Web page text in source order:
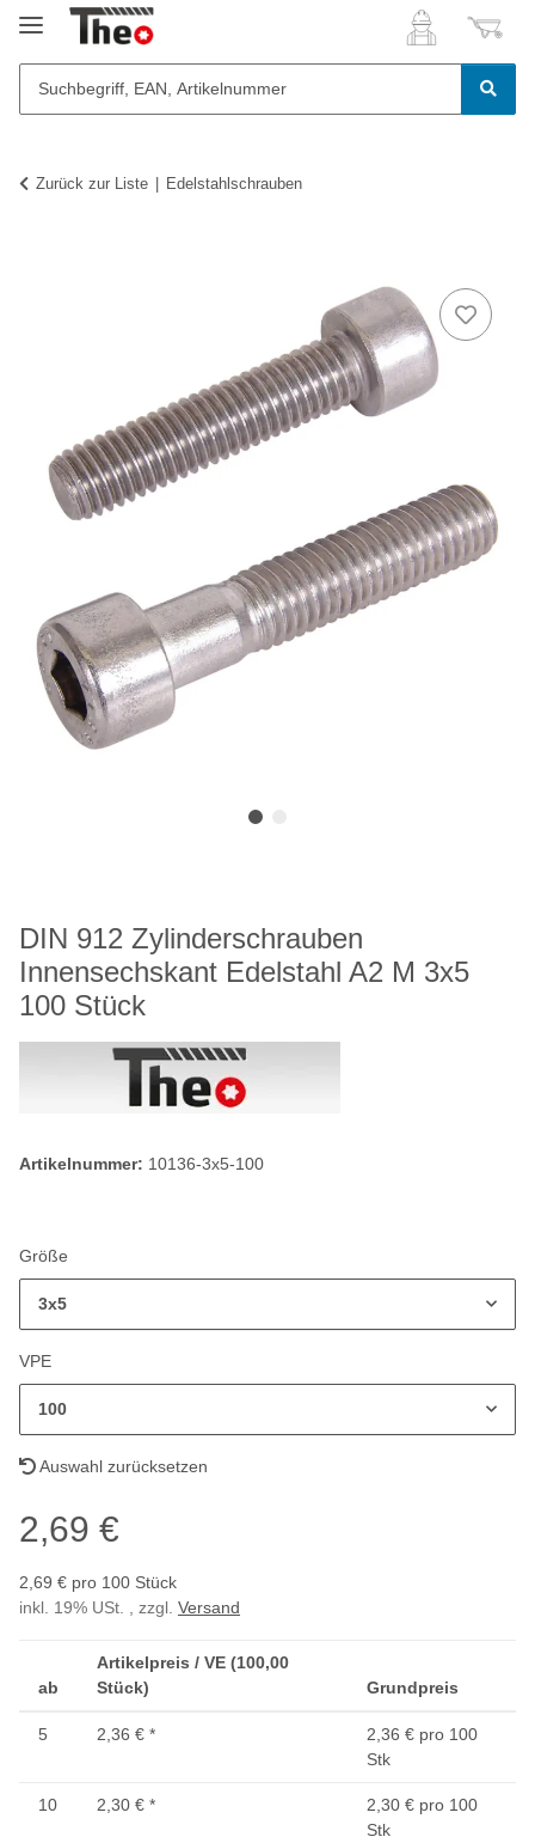
Zurück zur Liste Edelstahlschrauben
DIN 912 Zylinderschrauben
Innensechskant Edelstahl A2 M 3x5
100 Stück
Artikelnummer: 10136-3x5-100
Größe
3x5
VPE
100
Auswahl zurücksetzen
2,69 €
2,69 € pro 100 Stück
inkl. 19% USt. , zzgl. Versand
ab
Artikelpreis / VE (100,00
Stück)
Grundpreis
5 2,36 € *
2,36 € pro 100
Stk
10 2,30 € *
2,30 € pro 100
Stk